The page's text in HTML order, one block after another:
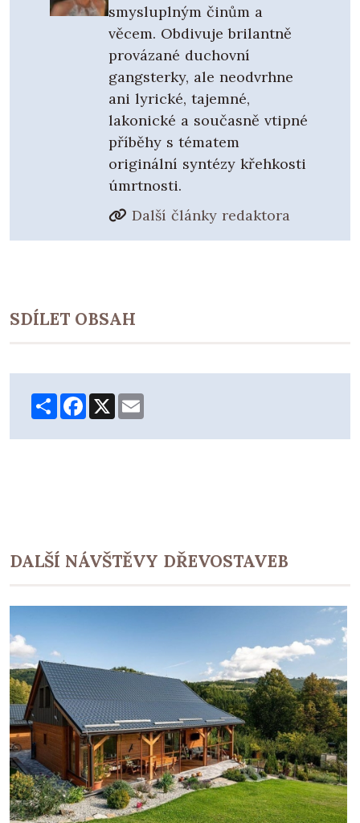
smysluplným činům a
věcem. Obdivuje brilantně
provázané duchovní
gangsterky, ale neodvrhne
ani lyrické, tajemné,
lakonické a současně vtipné
příběhy s tématem
originální syntézy křehkosti
úmrtnosti.
Další články redaktora
SDÍLET OBSAH
ShareFacebook
X
DALŠÍ NÁVŠTĚVY DŘEVOSTAVEB